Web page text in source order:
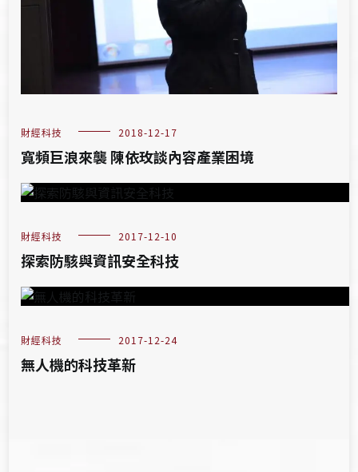
財經科技 2018-12-17
寬頻巨浪來襲 陳依玫談內容產業困境
財經科技 2017-12-10
探索防駭與資訊安全科技
財經科技 2017-12-24
無人機的科技革新